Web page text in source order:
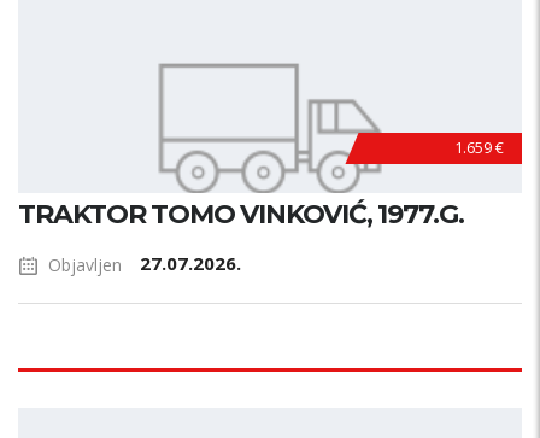
1.659 €
TRAKTOR TOMO VINKOVIĆ, 1977.G.
Objavljen 27.07.2026.